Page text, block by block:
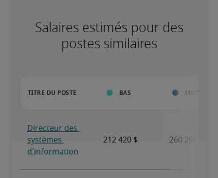
Salaires estimés pour des
postes similaires